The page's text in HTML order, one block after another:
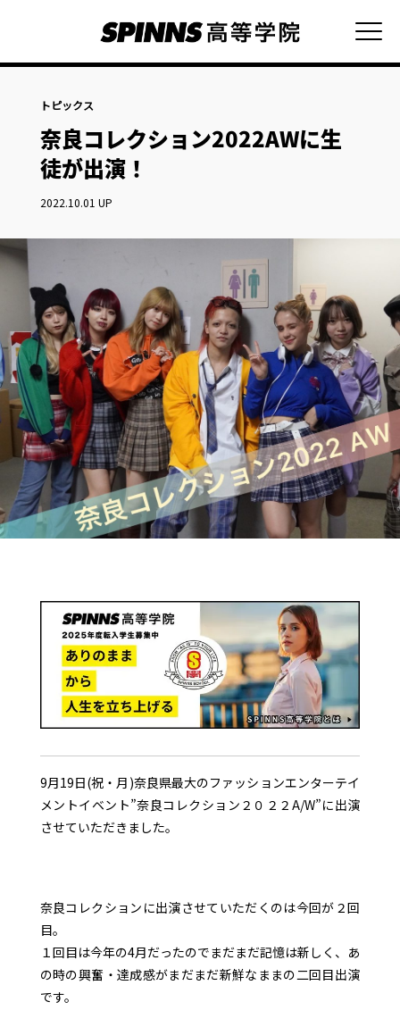
トピックス
奈良コレクション2022AWに生
徒が出演！
2022.10.01 UP
9月19日(祝・月)奈良県最大のファッションエンターテイ
メントイベント”奈良コレクション２０２２A/W”に出演
させていただきました。
奈良コレクションに出演させていただくのは今回が２回
目。
１回目は今年の4月だったのでまだまだ記憶は新しく、あ
の時の興奮・達成感がまだまだ新鮮なままの二回目出演
です。